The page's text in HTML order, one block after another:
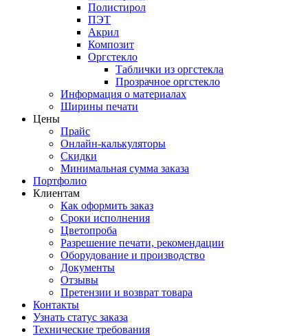
Полистирол
ПЭТ
Акрил
Композит
Оргстекло
Таблички из оргстекла
Прозрачное оргстекло
Информация о материалах
Ширины печати
Цены
Прайс
Онлайн-калькуляторы
Скидки
Минимальная сумма заказа
Портфолио
Клиентам
Как оформить заказ
Сроки исполнения
Цветопроба
Разрешение печати, рекомендации
Оборудование и производство
Документы
Отзывы
Претензии и возврат товара
Контакты
Узнать статус заказа
Технические требования